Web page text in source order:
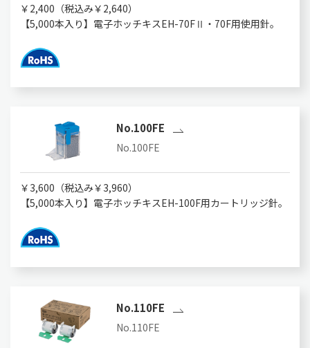
￥2,400（税込み￥2,640）
【5,000本入り】電子ホッチキスEH-70FⅡ・70F用使用針。
No.100FE
No.100FE
￥3,600（税込み￥3,960）
【5,000本入り】電子ホッチキスEH-100F用カートリッジ針。
No.110FE
No.110FE